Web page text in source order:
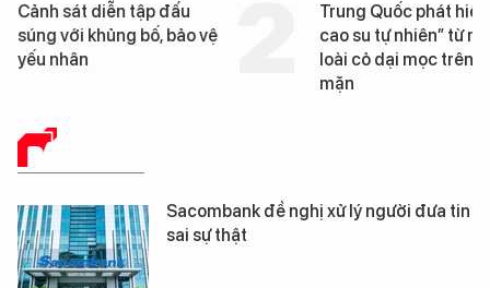
Cảnh sát diễn tập đấu
súng với khủng bố, bảo vệ
yếu nhân
Trung Quốc phát hiện
cao su tự nhiên” từ
loài cỏ dại mọc trên
mặn
BÁO CHÍ SỐ
Sacombank đề nghị xử lý người đưa tin
sai sự thật